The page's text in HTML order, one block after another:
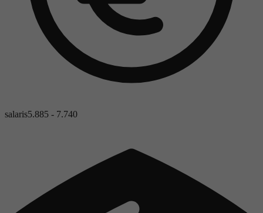
salaris5.885 - 7.740